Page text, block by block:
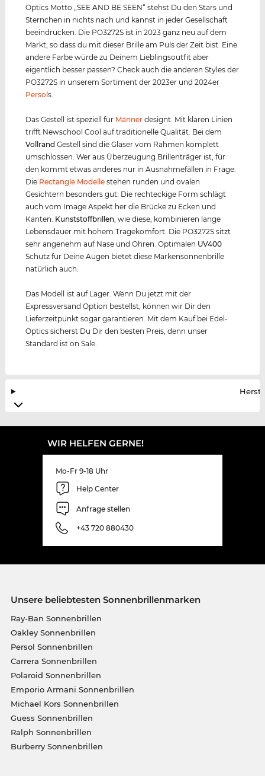
Optics Motto „SEE AND BE SEEN“ stehst Du den Stars und
Sternchen in nichts nach und kannst in jeder Gesellschaft
beeindrucken. Die PO3272S ist in 2023 ganz neu auf dem
Markt, so dass du mit dieser Brille am Puls der Zeit bist. Eine
andere Farbe würde zu Deinem Lieblingsoutfit aber
eigentlich besser passen? Check auch die anderen Styles der
PO3272S in unserem Sortiment der 2023er und 2024er
Persols.
Das Gestell ist speziell für Männer designt. Mit klaren Linien
trifft Newschool Cool auf traditionelle Qualität. Bei dem
Vollrand Gestell sind die Gläser vom Rahmen komplett
umschlossen. Wer aus Überzeugung Brillenträger ist, für
den kommt etwas anderes nur in Ausnahmefällen in Frage.
Die Rectangle Modelle stehen runden und ovalen
Gesichtern besonders gut. Die rechteckige Form schlägt
auch vom Image Aspekt her die Brücke zu Ecken und
Kanten. Kunststoffbrillen, wie diese, kombinieren lange
Lebensdauer mit hohem Tragekomfort. Die PO3272S sitzt
sehr angenehm auf Nase und Ohren. Optimalen UV400
Schutz für Deine Augen bietet diese Markensonnenbrille
natürlich auch.
Das Modell ist auf Lager. Wenn Du jetzt mit der
Expressversand Option bestellst, können wir Dir den
Lieferzeitpunkt sogar garantieren. Mit dem Kauf bei Edel-
Optics sicherst Du Dir den besten Preis, denn unser
Standard ist on Sale.
WIR HELFEN GERNE!
Mo-Fr 9-18 Uhr
Help Center
Anfrage stellen
+43 720 880430
Unsere beliebtesten Sonnenbrillenmarken
Ray-Ban Sonnenbrillen
Oakley Sonnenbrillen
Persol Sonnenbrillen
Carrera Sonnenbrillen
Polaroid Sonnenbrillen
Emporio Armani Sonnenbrillen
Michael Kors Sonnenbrillen
Guess Sonnenbrillen
Ralph Sonnenbrillen
Burberry Sonnenbrillen